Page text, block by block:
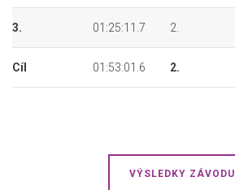
3. 01:25:11.7 2.
Cíl 01:53:01.6 2.
VÝSLEDKY ZÁVODU